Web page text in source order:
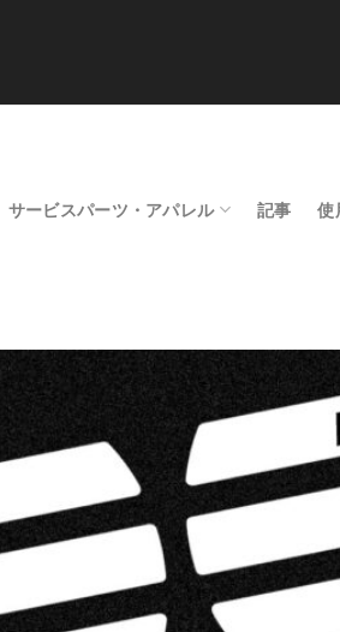
サービスパーツ・アパレル 記事 使